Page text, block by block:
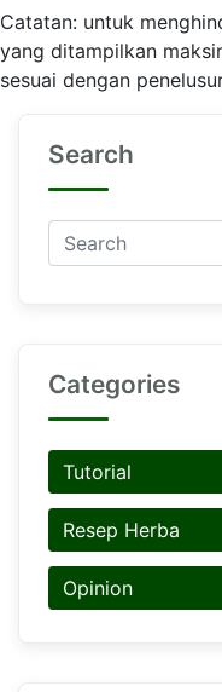
Catatan: untuk
yang ditampilkan
sesuai dengan
Search
Categories
Tutorial
Resep Herba
Opinion